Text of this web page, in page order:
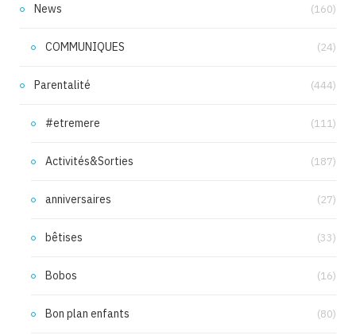
News (160)
COMMUNIQUES (24)
Parentalité (444)
#etremere (111)
Activités&Sorties (187)
anniversaires (27)
bêtises (33)
Bobos (16)
Bon plan enfants (80)